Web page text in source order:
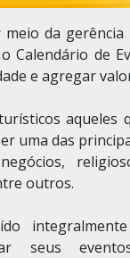
da
o Calendário de
e agregar
uma das
outros.
seus